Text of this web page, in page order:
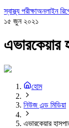
স্বাস্থ্য পরীক্ষাঅনলাইন
১৫ জুন ২০২১
এভারকেয়ার
হোম
নিউজ এন্ড মিডিয়া
এভারকেয়ার